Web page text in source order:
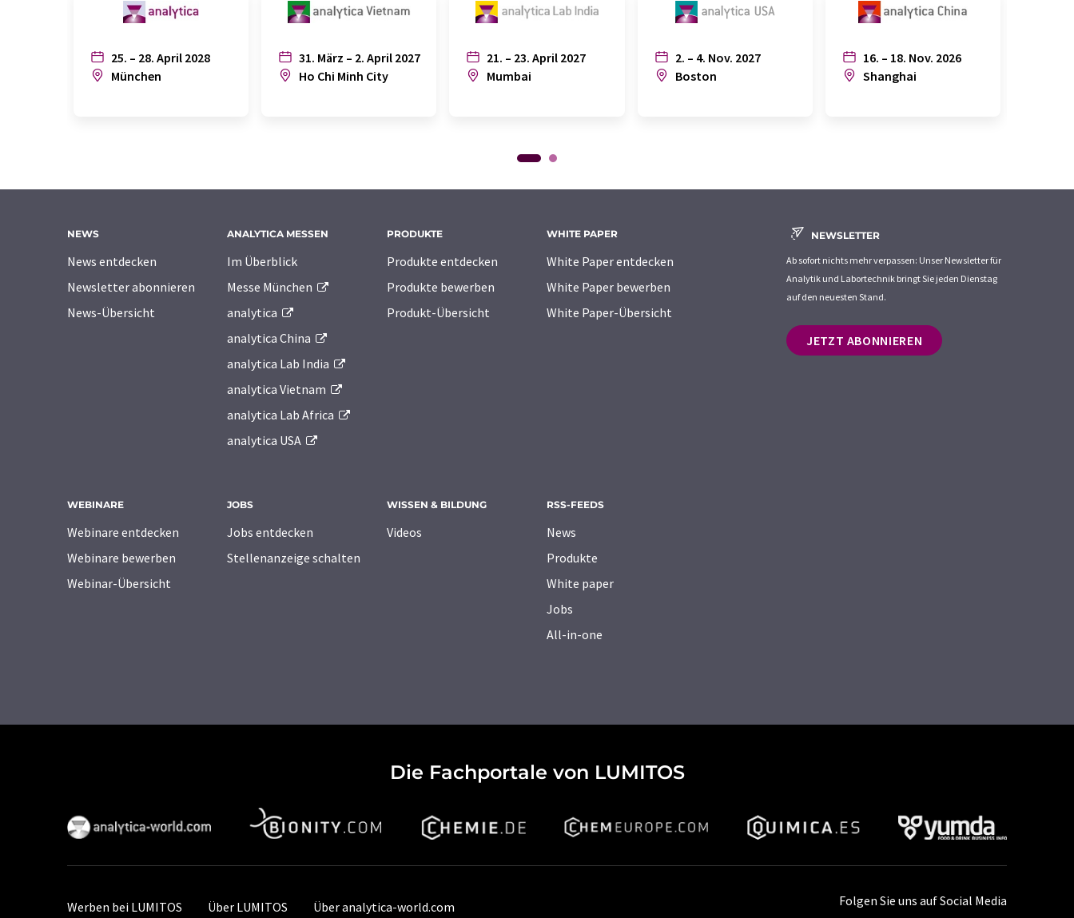
25. – 28. April 2028
München
31. März – 2. April 2027
Ho Chi Minh City
21. – 23. April 2027
Mumbai
2. – 4. Nov. 2027
Boston
16. – 18. Nov. 2026
Shanghai
NEWS
News entdecken
Newsletter abonnieren
News-Übersicht
ANALYTICA MESSEN
Im Überblick
Messe München
analytica
analytica China
analytica Lab India
analytica Vietnam
analytica Lab Africa
analytica USA
PRODUKTE
Produkte entdecken
Produkte bewerben
Produkt-Übersicht
WHITE PAPER
White Paper entdecken
White Paper bewerben
White Paper-Übersicht
WEBINARE
Webinare entdecken
Webinare bewerben
Webinar-Übersicht
JOBS
Jobs entdecken
Stellenanzeige schalten
WISSEN & BILDUNG
Videos
RSS-FEEDS
News
Produkte
White paper
Jobs
All-in-one
NEWSLETTER
Ab sofort nichts mehr verpassen: Unser Newsletter für
Analytik und Labortechnik bringt Sie jeden Dienstag
auf den neuesten Stand.
JETZT ABONNIEREN
Die Fachportale von LUMITOS
Werben bei LUMITOS Über LUMITOS Über analytica-world.com Folgen Sie uns auf Social Media